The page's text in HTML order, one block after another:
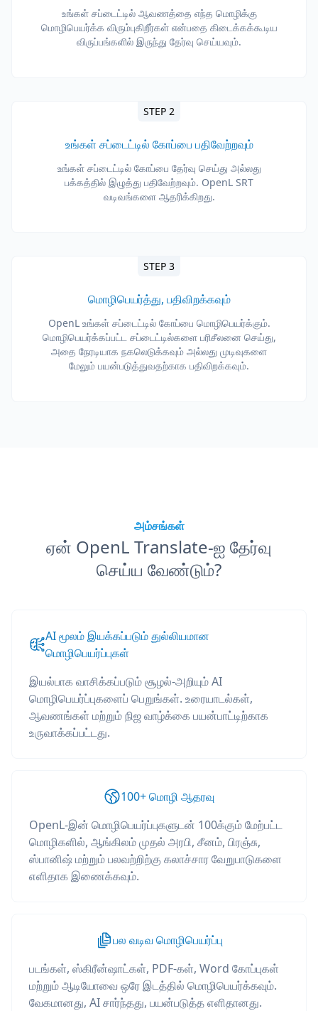
உங்கள் சப்டைட்டில் ஆவணத்தை எந்த மொழிக்கு
மொழிபெயர்க்க விரும்புகிறீர்கள் என்பதை கிடைக்கக்கூடிய
விருப்பங்களில் இருந்து தேர்வு செய்யவும்.
STEP 2
உங்கள் சப்டைட்டில் கோப்பை பதிவேற்றவும்
உங்கள் சப்டைட்டில் கோப்பை தேர்வு செய்து அல்லது
பக்கத்தில் இழுத்து பதிவேற்றவும். OpenL SRT
வடிவங்களை ஆதரிக்கிறது.
STEP 3
மொழிபெயர்த்து, பதிவிறக்கவும்
OpenL உங்கள் சப்டைட்டில் கோப்பை மொழிபெயர்க்கும்.
மொழிபெயர்க்கப்பட்ட சப்டைட்டில்களை பரிசீலனை செய்து,
அதை நேரடியாக நகலெடுக்கவும் அல்லது முடிவுகளை
மேலும் பயன்படுத்துவதற்காக பதிவிறக்கவும்.
அம்சங்கள்
ஏன் OpenL Translate-ஐ தேர்வு
செய்ய வேண்டும்?
AI மூலம் இயக்கப்படும் துல்லியமான
மொழிபெயர்ப்புகள்
இயல்பாக வாசிக்கப்படும் சூழல்-அறியும் AI
மொழிபெயர்ப்புகளைப் பெறுங்கள். உரையாடல்கள்,
ஆவணங்கள் மற்றும் நிஜ வாழ்க்கை பயன்பாட்டிற்காக
உருவாக்கப்பட்டது.
100+ மொழி ஆதரவு
OpenL-இன் மொழிபெயர்ப்புகளுடன் 100க்கும் மேற்பட்ட
மொழிகளில், ஆங்கிலம் முதல் அரபி, சீனம், பிரஞ்சு,
ஸ்பானிஷ் மற்றும் பலவற்றிற்கு கலாச்சார வேறுபாடுகளை
எளிதாக இணைக்கவும்.
பல வடிவ மொழிபெயர்ப்பு
படங்கள், ஸ்கிரீன்ஷாட்கள், PDF-கள், Word கோப்புகள்
மற்றும் ஆடியோவை ஒரே இடத்தில் மொழிபெயர்க்கவும்.
வேகமானது, AI சார்ந்தது, பயன்படுத்த எளிதானது.